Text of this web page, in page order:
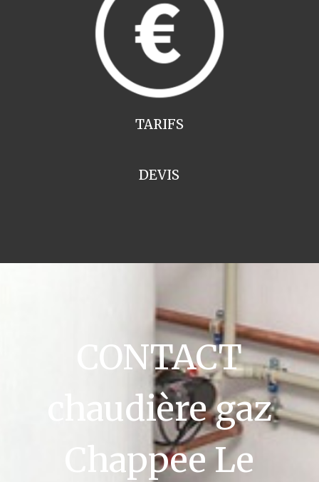
TARIFS
DEVIS
CONTACT
chaudière gaz
Chappee Le